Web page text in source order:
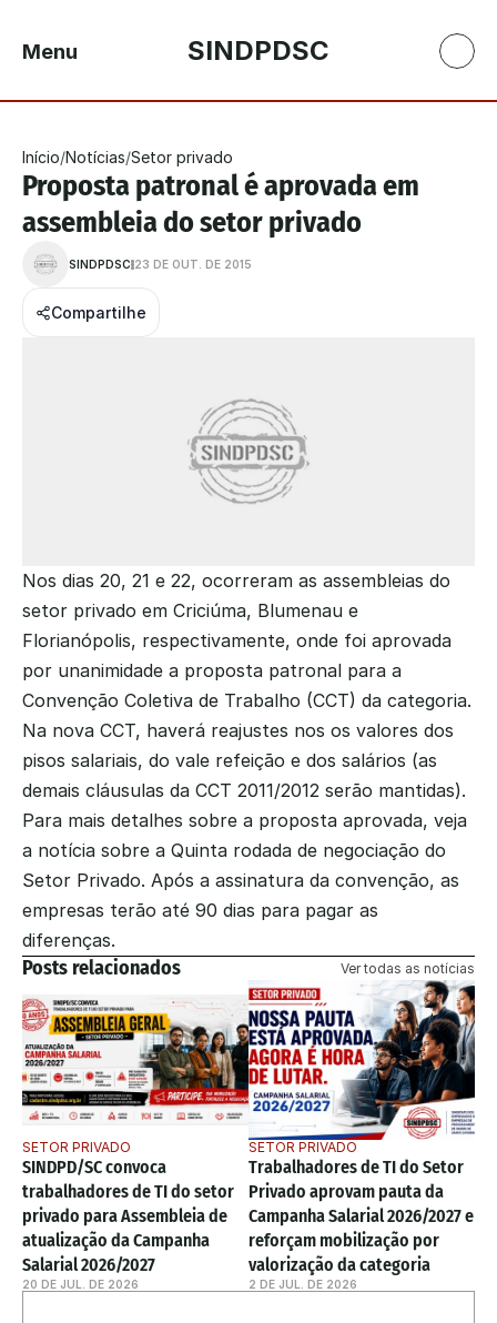
Menu SINDPDSC
Início/Notícias/Setor privado
Proposta patronal é aprovada em
assembleia do setor privado
SINDPDSC 23 DE OUT. DE 2015
Compartilhe
Nos dias 20, 21 e 22, ocorreram as assembleias do
setor privado em Criciúma, Blumenau e
Florianópolis, respectivamente, onde foi aprovada
por unanimidade a proposta patronal para a
Convenção Coletiva de Trabalho (CCT) da categoria.
Na nova CCT, haverá reajustes nos os valores dos
pisos salariais, do vale refeição e dos salários (as
demais cláusulas da CCT 2011/2012 serão mantidas).
Para mais detalhes sobre a proposta aprovada, veja
a notícia sobre a Quinta rodada de negociação do
Setor Privado. Após a assinatura da convenção, as
empresas terão até 90 dias para pagar as
diferenças.
Posts relacionados Ver todas as notícias
SETOR PRIVADO
SINDPD/SC convoca
trabalhadores de TI do setor
privado para Assembleia de
atualização da Campanha
Salarial 2026/2027
20 DE JUL. DE 2026
SETOR PRIVADO
Trabalhadores de TI do Setor
Privado aprovam pauta da
Campanha Salarial 2026/2027 e
reforçam mobilização por
valorização da categoria
2 DE JUL. DE 2026